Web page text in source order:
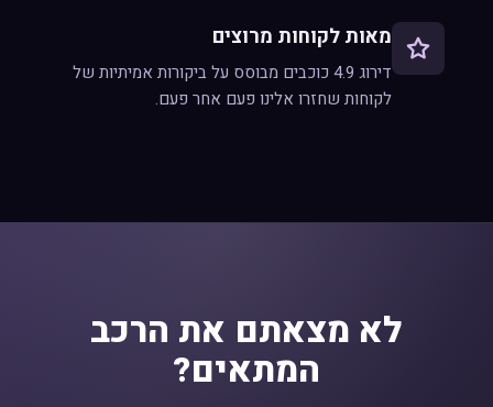
מאות לקוחות מרוצים
דירוג 4.9 כוכבים מבוסס על ביקורות אמיתיות של
לקוחות שחזרו אלינו פעם אחר פעם.
לא מצאתם את הרכב
המתאים?